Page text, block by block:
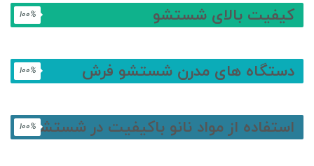
کیفیت بالای شستشو 100%
دستگاه های مدرن شستشو فرش 100%
استفاده از مواد نانو باکیفیت در شستشو100%